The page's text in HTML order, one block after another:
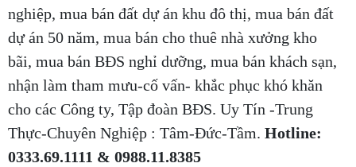
nghiệp, mua bán đất dự án khu đô thị, mua bán đất
dự án 50 năm, mua bán cho thuê nhà xưởng kho
bãi, mua bán BĐS nghỉ dưỡng, mua bán khách sạn,
nhận làm tham mưu-cố vấn- khắc phục khó khăn
cho các Công ty, Tập đoàn BĐS. Uy Tín -Trung
Thực-Chuyên Nghiệp : Tâm-Đức-Tầm. Hotline:
0333.69.1111 & 0988.11.8385